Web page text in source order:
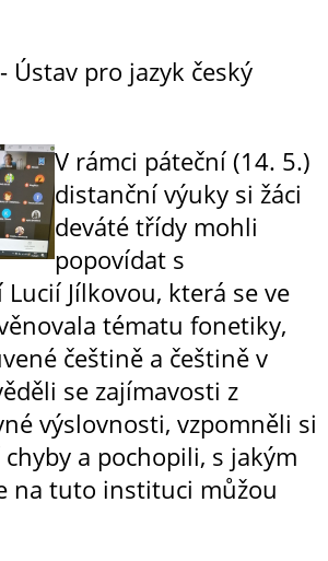
Ústav pro jazyk český
V rámci páteční (14. 5.)
distanční výuky si žáci
deváté třídy mohli
popovídat s
Jílkovou, která se ve
tématu fonetiky,
češtině a češtině v
se zajímavosti z
výslovnosti, vzpomněli si
a pochopili, s jakým
na tuto instituci můžou